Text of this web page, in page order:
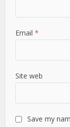
Email*
Site web
Save my